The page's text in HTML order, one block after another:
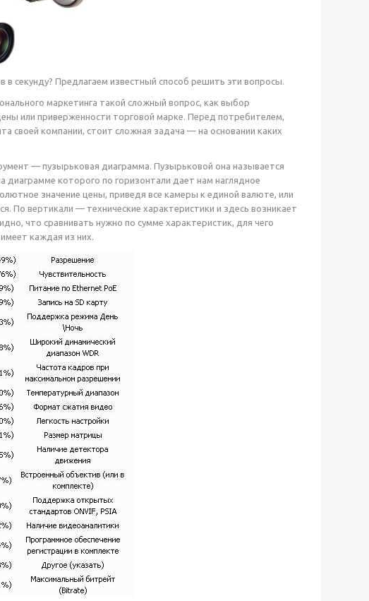
секунду? Предлагаем известный способ решить эти вопросы.
маркетинга такой сложный вопрос, как выбор
или приверженности торговой марке. Перед потребителем,
компании, стоит сложная задача — на основании каких
— пузырьковая диаграмма. Пузырьковой она называется
диаграмме которого по горизонтали дает нам наглядное
значение цены, приведя все камеры к единой валюте, или
По вертикали — технические характеристики и здесь возникает
что сравнивать нужно по сумме характеристик, для чего
каждая из них.